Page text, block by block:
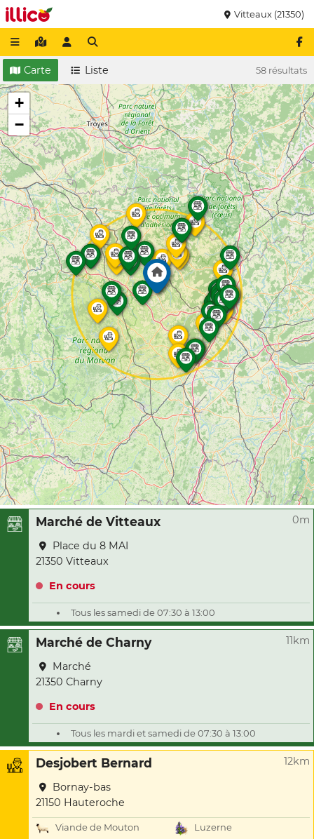
Vitteaux (21350)
58 résultats
Carte Liste
+
−
Marché de Vitteaux 0m
Place du 8 MAI
21350 Vitteaux
En cours
Tous les samedi de 07:30 à 13:00
Marché de Charny 11km
Marché
21350 Charny
En cours
Tous les mardi et samedi de 07:30 à 13:00
Desjobert Bernard 12km
Bornay-bas
21150 Hauteroche
Viande de Mouton Luzerne